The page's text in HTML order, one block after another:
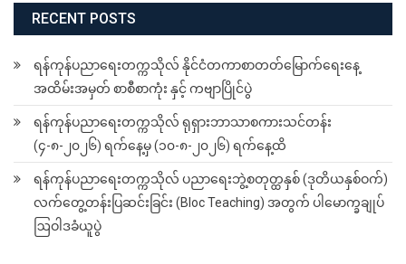
RECENT POSTS
ရန်ကုန်ပညာရေးတက္ကသိုလ် နိုင်ငံတကာစာတတ်မြောက်ရေးနေ့
အထိမ်းအမှတ် စာစီစာကုံး နှင့် ကဗျာပြိုင်ပွဲ
ရန်ကုန်ပညာရေးတက္ကသိုလ် ရုရှားဘာသာစကားသင်တန်း
(၄-၈-၂၀၂၆) ရက်နေ့မှ (၁၀-၈-၂၀၂၆) ရက်နေ့ထိ
ရန်ကုန်ပညာရေးတက္ကသိုလ် ပညာရေးဘွဲ့စတုတ္ထနှစ် (ဒုတိယနှစ်ဝက်)
လက်တွေ့တန်းပြဆင်းခြင်း (Bloc Teaching) အတွက် ပါမောက္ခချုပ်
ဩဝါဒခံယူပွဲ